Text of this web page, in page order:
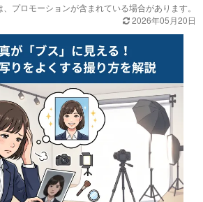
プロモーションが含まれている場合があります。
2026年05月20日